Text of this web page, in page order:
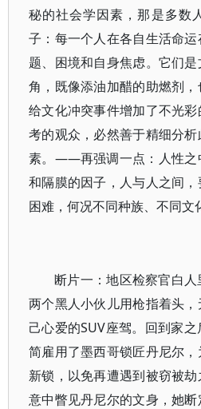
秘的社会学因素，那是多数
子：每一个人在各自生活命
题、困境和自身焦虑。它们
角，既像添油加醋的助燃剂，
给文化冲突事件增加了不光
考的观众，必然善于精细分
素。——再强调一点：人性之
和隔膜的因子，人与人之间
困难，何况不同种族、不同文
断片一：地区检察官白
两个黑人小伙儿用枪指着头
己心爱的SUV座驾。回到家
简雇用了墨西哥锁匠丹尼尔
新锁，以免再遭遇到被窃被
意中瞥见丹尼尔的文身，她